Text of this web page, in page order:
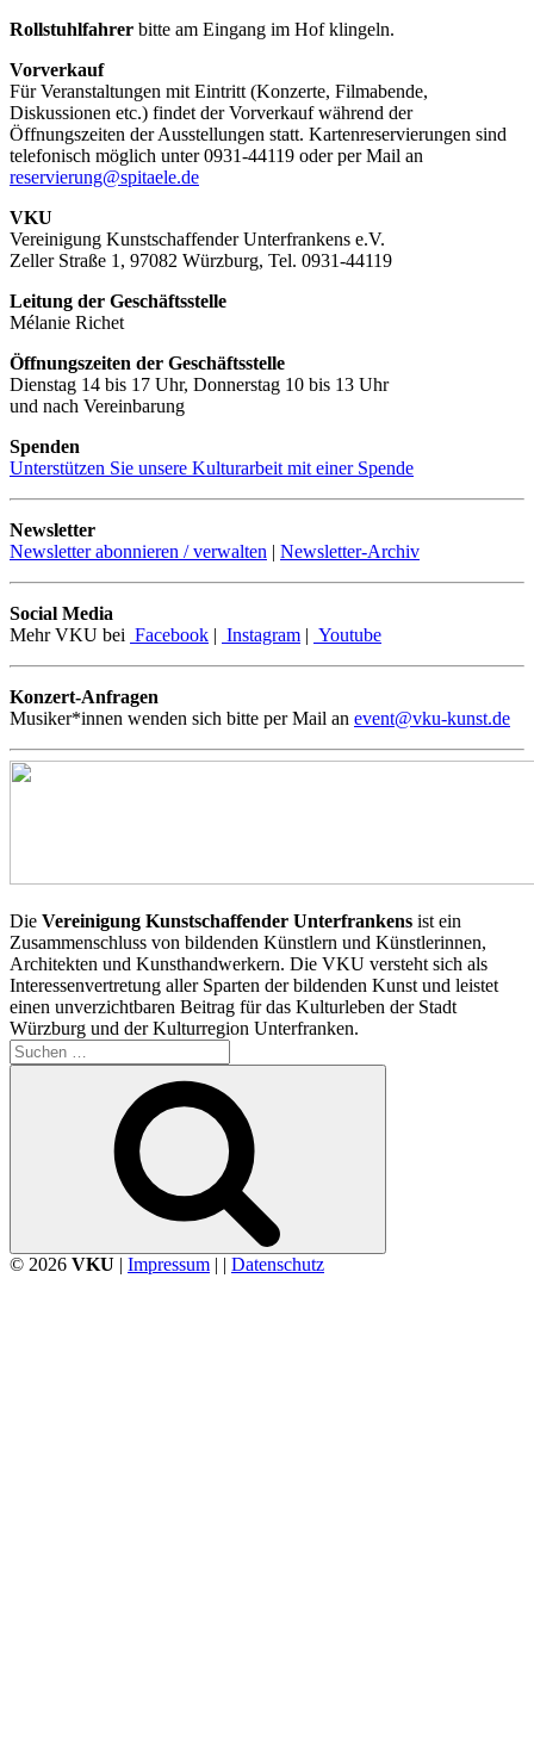
Rollstuhlfahrer bitte am Eingang im Hof klingeln.
Vorverkauf
Für Veranstaltungen mit Eintritt (Konzerte, Filmabende,
Diskussionen etc.) findet der Vorverkauf während der
Öffnungszeiten der Ausstellungen statt. Kartenreservierungen sind
telefonisch möglich unter 0931-44119 oder per Mail an
reservierung@spitaele.de
VKU
Vereinigung Kunstschaffender Unterfrankens e.V.
Zeller Straße 1, 97082 Würzburg, Tel. 0931-44119
Leitung der Geschäftsstelle
Mélanie Richet
Öffnungszeiten der Geschäftsstelle
Dienstag 14 bis 17 Uhr, Donnerstag 10 bis 13 Uhr
und nach Vereinbarung
Spenden
Unterstützen Sie unsere Kulturarbeit mit einer Spende
Newsletter
Newsletter abonnieren / verwalten | Newsletter-Archiv
Social Media
Mehr VKU bei Facebook | Instagram | Youtube
Konzert-Anfragen
Musiker*innen wenden sich bitte per Mail an event@vku-kunst.de
Die Vereinigung Kunstschaffender Unterfrankens ist ein
Zusammenschluss von bildenden Künstlern und Künstlerinnen,
Architekten und Kunsthandwerkern. Die VKU versteht sich als
Interessenvertretung aller Sparten der bildenden Kunst und leistet
einen unverzichtbaren Beitrag für das Kulturleben der Stadt
Würzburg und der Kulturregion Unterfranken.
Suchen
nach:
© 2026 VKU | Impressum | | Datenschutz